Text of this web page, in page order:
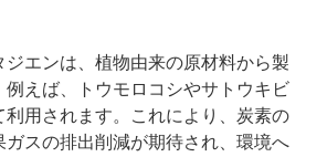
エンは、植物由来の原材料から製
例えば、トウモロコシやサトウキビ
利用されます。これにより、炭素の
ガスの排出削減が期待され、環境へ